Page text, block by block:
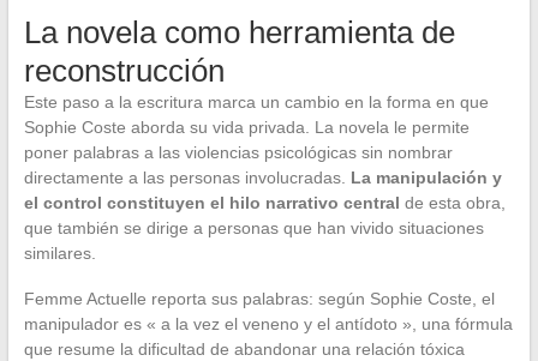
La novela como herramienta de
reconstrucción
Este paso a la escritura marca un cambio en la forma en que
Sophie Coste aborda su vida privada. La novela le permite
poner palabras a las violencias psicológicas sin nombrar
directamente a las personas involucradas. La manipulación y
el control constituyen el hilo narrativo central de esta obra,
que también se dirige a personas que han vivido situaciones
similares.
Femme Actuelle reporta sus palabras: según Sophie Coste, el
manipulador es « a la vez el veneno y el antídoto », una fórmula
que resume la dificultad de abandonar una relación tóxica